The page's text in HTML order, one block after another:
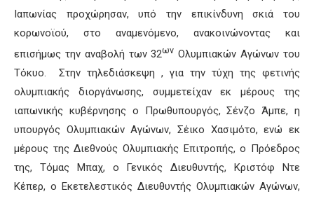
Ιαπωνίας προχώρησαν, υπό την επικίνδυνη σκιά του
κορωνοϊού, στο αναμενόμενο, ανακοινώνοντας και
επισήμως την αναβολή των 32ων Ολυμπιακών Αγώνων του
Τόκυο. Στην τηλεδιάσκεψη , για την τύχη της φετινής
ολυμπιακής διοργάνωσης, συμμετείχαν εκ μέρους της
ιαπωνικής κυβέρνησης ο Πρωθυπουργός, Σένζο Άμπε, η
υπουργός Ολυμπιακών Αγώνων, Σέικο Χασιμότο, ενώ εκ
μέρους της Διεθνούς Ολυμπιακής Επιτροπής, ο Πρόεδρος
της, Τόμας Μπαχ, ο Γενικός Διευθυντής, Κριστόφ Ντε
Κέπερ, ο Εκετελεστικός Διευθυντής Ολυμπιακών Αγώνων,